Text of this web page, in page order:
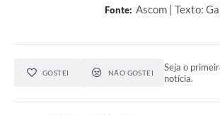
Fonte: Ascom | Texto:
GOSTEI NÃO GOSTEI
Seja o
notícia.